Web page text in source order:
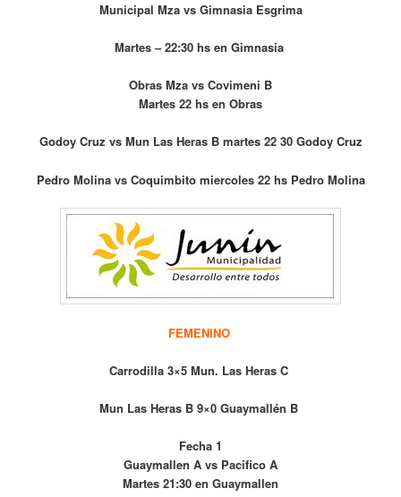
Municipal Mza vs Gimnasia Esgrima
Martes – 22:30 hs en Gimnasia
Obras Mza vs Covimeni B
Martes 22 hs en Obras
Godoy Cruz vs Mun Las Heras B martes 22 30 Godoy Cruz
Pedro Molina vs Coquimbito miercoles 22 hs Pedro Molina
FEMENINO
Carrodilla 3×5 Mun. Las Heras C
Mun Las Heras B 9×0 Guaymallén B
Fecha 1
Guaymallen A vs Pacifico A
Martes 21:30 en Guaymallen